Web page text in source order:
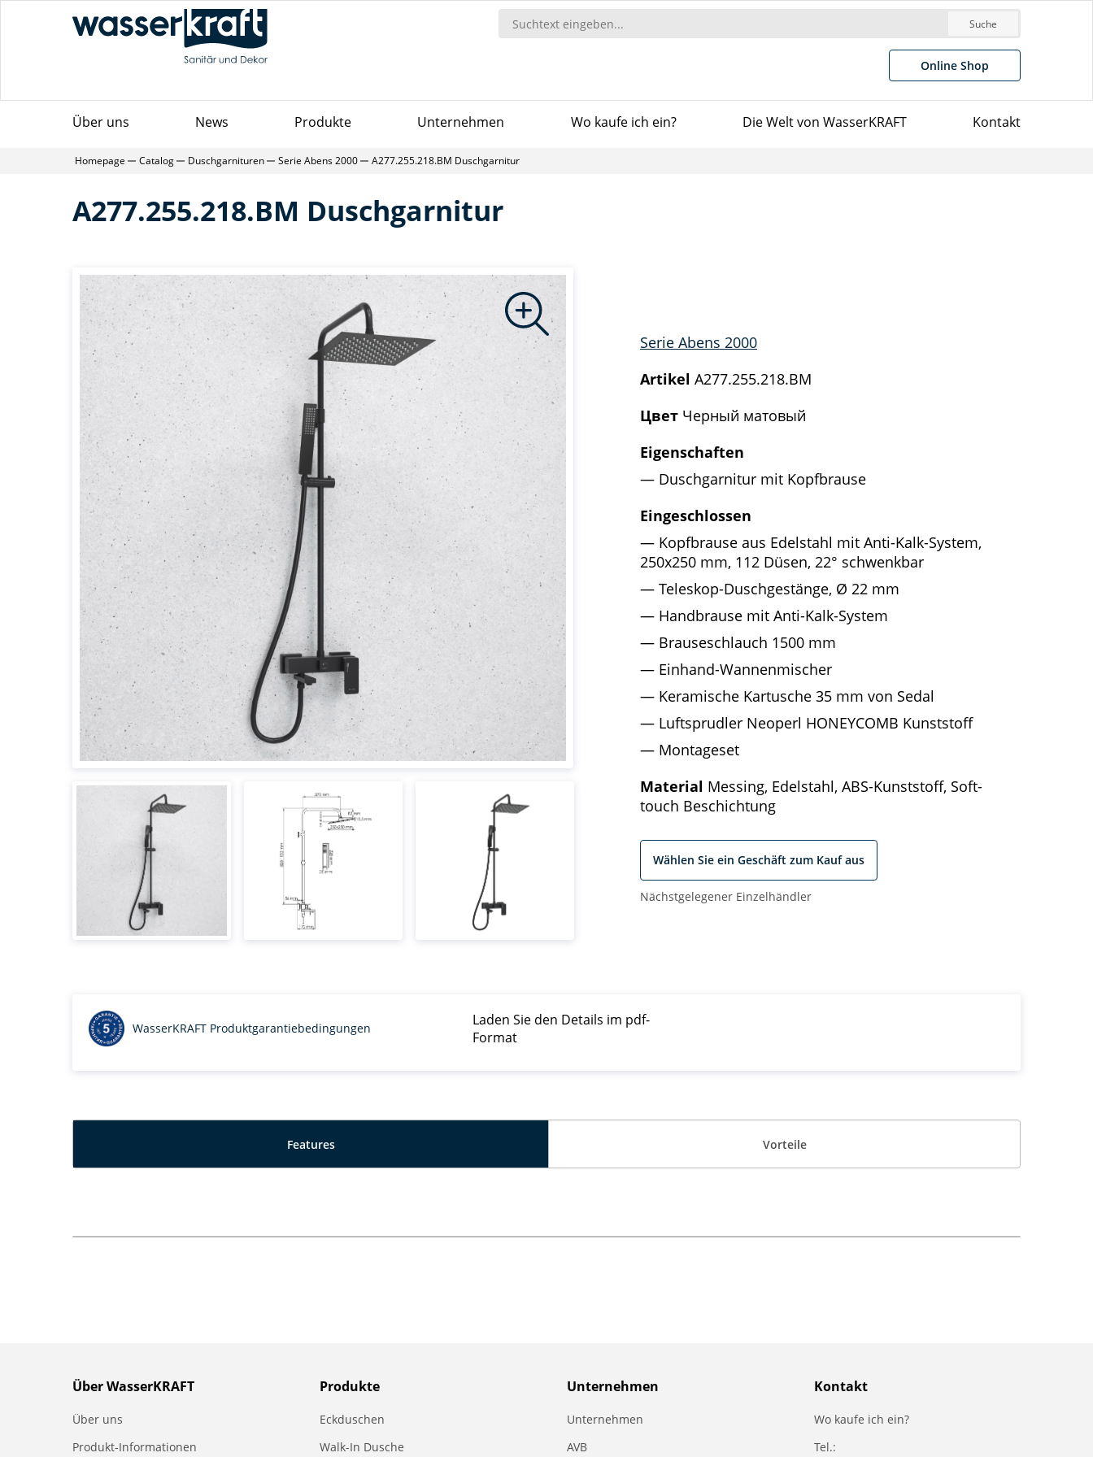
Suche
Online Shop
Über uns News Produkte Unternehmen Wo kaufe ich ein? Die Welt von WasserKRAFT Kontakt
Homepage Catalog Duschgarnituren Serie Abens 2000 A277.255.218.BM Duschgarnitur
A277.255.218.BM Duschgarnitur
Serie Abens 2000
Artikel A277.255.218.BM
Цвет Черный матовый
Eigenschaften
Duschgarnitur mit Kopfbrause
Eingeschlossen
Kopfbrause aus Edelstahl mit Anti-Kalk-System,
250x250 mm, 112 Düsen, 22° schwenkbar
Teleskop-Duschgestänge, Ø 22 mm
Handbrause mit Anti-Kalk-System
Brauseschlauch 1500 mm
Einhand-Wannenmischer
Keramische Kartusche 35 mm von Sedal
Luftsprudler Neoperl HONEYCOMB Kunststoff
Montageset
Material Messing, Edelstahl, ABS-Kunststoff, Soft-
touch Beschichtung
Wählen Sie ein Geschäft zum Kauf aus
Nächstgelegener Einzelhändler
Laden Sie den Details im pdf-
Format
WasserKRAFT Produktgarantiebedingungen
Features Vorteile
Über WasserKRAFT
Über uns
Produkt-Informationen
Produkte
Eckduschen
Walk-In Dusche
Unternehmen
Unternehmen
AVB
Kontakt
Wo kaufe ich ein?
Tel.: